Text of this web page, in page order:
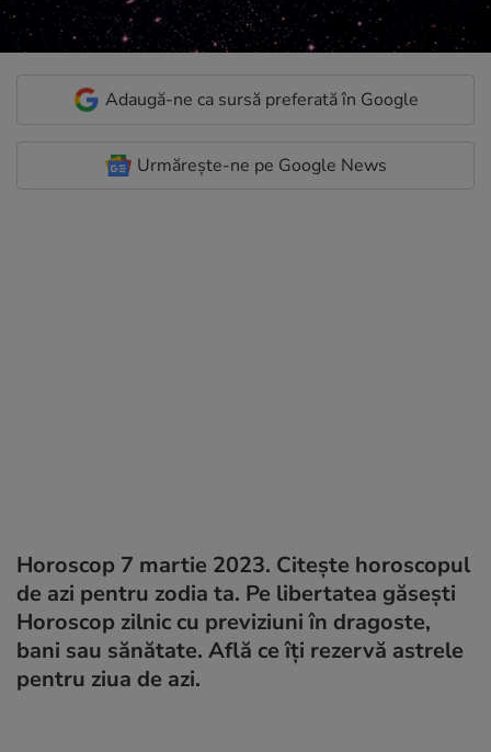
Adaugă-ne ca sursă preferată în Google
Urmărește-ne pe Google News
Horoscop 7 martie 2023. Citește horoscopul
de azi pentru zodia ta. Pe libertatea găsești
Horoscop zilnic cu previziuni în dragoste,
bani sau sănătate. Află ce îți rezervă astrele
pentru ziua de azi.